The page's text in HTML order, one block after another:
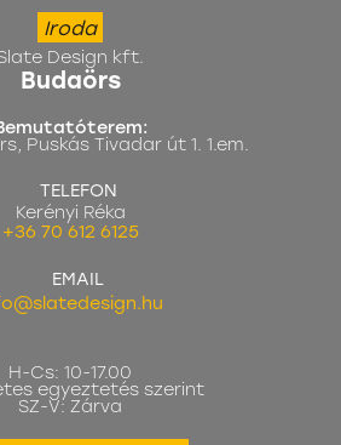
Iroda
Design kft.
Budaörs
Puskás Tivadar út 1. 1.em.
TELEFON
Kerényi Réka
+36 70 612 6125
EMAIL
H-Cs: 10-17.00
egyeztetés szerint
SZ-V: Zárva